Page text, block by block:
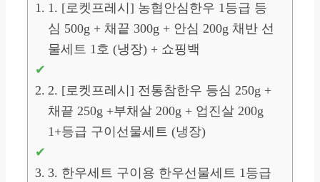
1. [로켓프레시] 농협안심한우 1등급 등
심 500g + 채끝 300g + 안심 200g 채반 선
물세트 1호 (냉장) + 쇼핑백
2. [로켓프레시] 전통참한우 등심 250g +
채끝 250g +부채살 200g + 업진살 200g
1+등급 구이선물세트 (냉장)
3. 한우세트 구이용 한우선물세트 1등급